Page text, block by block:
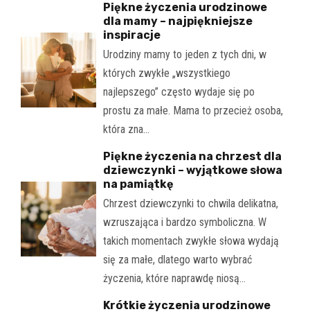
Piękne życzenia urodzinowe
dla mamy – najpiękniejsze
inspiracje
Urodziny mamy to jeden z tych dni, w
których zwykłe „wszystkiego
najlepszego” często wydaje się po
prostu za małe. Mama to przecież osoba,
która zna…
Piękne życzenia na chrzest dla
dziewczynki – wyjątkowe słowa
na pamiątkę
Chrzest dziewczynki to chwila delikatna,
wzruszająca i bardzo symboliczna. W
takich momentach zwykłe słowa wydają
się za małe, dlatego warto wybrać
życzenia, które naprawdę niosą…
Krótkie życzenia urodzinowe